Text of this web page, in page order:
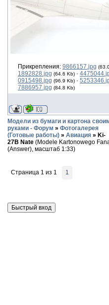
Прикрепления: 9866157.jpg
1892828.jpg (64.6 Kb) ·
0915498.jpg (96.9 Kb) ·
7886957.jpg (84.8 Kb)
Модели из бумаги и картона
руками - Форум » Фотогалерея
(Готовые работы) » Авиация » Ki-
27B Nate (Modele Kartonowego
(Answer), масштаб 1:33)
Страница 1 из 1 1